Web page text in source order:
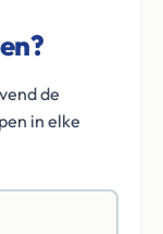
de
in elke